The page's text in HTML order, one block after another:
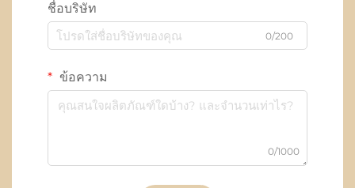
ชื่อบริษัท
0/200
ข้อความ
0/1000